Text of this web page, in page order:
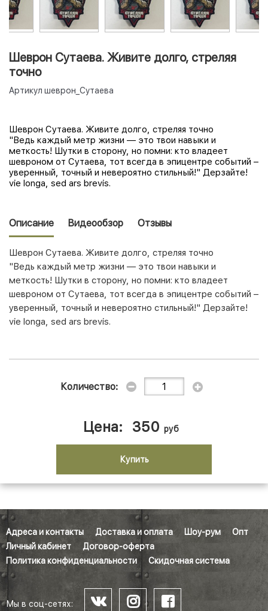
Шеврон Сутаева. Живите долго, стреляя
точно
Артикул шеврон_Сутаева
Шеврон Сутаева. Живите долго, стреляя точно
"Ведь каждый метр жизни — это твои навыки и
меткость! Шутки в сторону, но помни: кто владеет
шевроном от Сутаева, тот всегда в эпицентре событий –
уверенный, точный и невероятно стильный!" Дерзайте!
vie longa, sed ars brevis.
Описание Видеообзор Отзывы
Шеврон Сутаева. Живите долго, стреляя точно
"Ведь каждый метр жизни — это твои навыки и
меткость! Шутки в сторону, но помни: кто владеет
шевроном от Сутаева, тот всегда в эпицентре событий –
уверенный, точный и невероятно стильный!" Дерзайте!
vie longa, sed ars brevis.
Количество:
Цена: 350 руб
Купить
Адреса и контакты Доставка и оплата Шоу-рум
Опт
Личный кабинет
Договор-оферта
Политика конфиденциальности
Скидочная система
Мы в соц-сетях: